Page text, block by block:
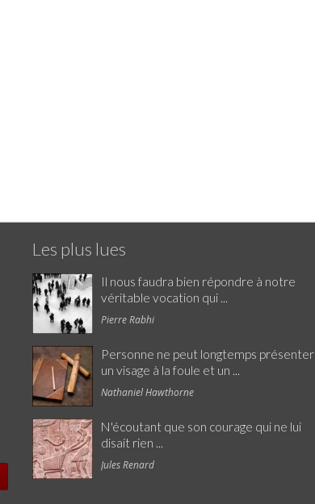
Les plus lues
Il nous faudra bien répondre à notre
véritable vocation qui ...
Pierre Rabhi
Personne ne peut longtemps présenter
un visage à la foule et un ...
Nathaniel Hawthorne
N'écoutant que son courage qui ne lui
disait rien ...
Jules Renard